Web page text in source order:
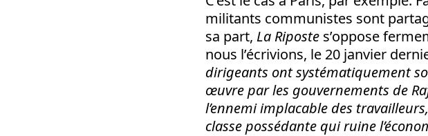
militants communistes sont
sa part, La Riposte s’oppose
nous l’écrivions, le 20 janvier
dirigeants ont systématiquement
œuvre par les gouvernements de
l’ennemi implacable des
classe possédante qui ruine